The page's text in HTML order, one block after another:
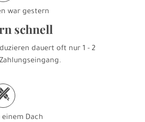
war gestern
schnell
dauert oft nur 1 - 2
Dach